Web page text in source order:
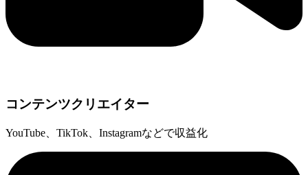
コンテンツクリエイター
YouTube、TikTok、Instagramなどで収益化